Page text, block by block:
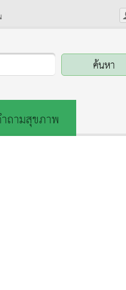
ถามสุขภาพ